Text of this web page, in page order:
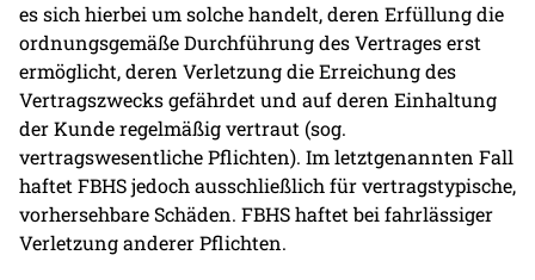
es sich hierbei um solche handelt, deren Erfüllung die
ordnungsgemäße Durchführung des Vertrages erst
ermöglicht, deren Verletzung die Erreichung des
Vertragszwecks gefährdet und auf deren Einhaltung
der Kunde regelmäßig vertraut (sog.
vertragswesentliche Pflichten). Im letztgenannten Fall
haftet FBHS jedoch ausschließlich für vertragstypische,
vorhersehbare Schäden. FBHS haftet bei fahrlässiger
Verletzung anderer Pflichten.